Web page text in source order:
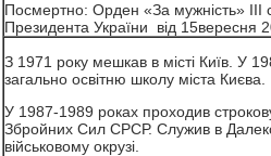
Посмертно: Орден «За мужність» III
Президента України від 15вересня
З 1971 року мешкав в місті Київ. У
загально освітню школу міста Києва.
У 1987-1989 роках проходив
Збройних Сил СРСР. Служив в
військовому окрузі.